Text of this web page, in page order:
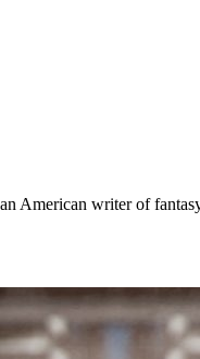
American writer of